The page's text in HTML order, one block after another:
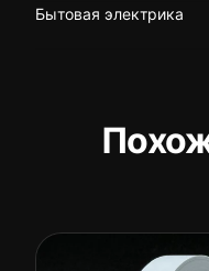
Бытовая электрика